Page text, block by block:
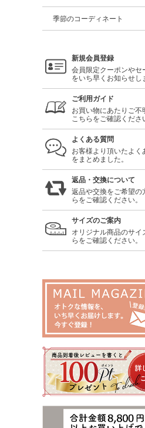
季節のコーディネート
新規会員登録
会員限定クーポンやセ
をいち早くお知らせし
ご利用ガイド
お買い物にあたりご不
こちらをご確認くださ
よくある質問
お客様より頂いたよく
をまとめました。
返品・交換について
返品や交換をご希望の
らをご確認ください。
サイズのご案内
オリジナル商品のサイ
らをご確認ください。